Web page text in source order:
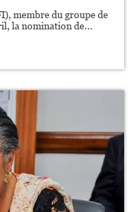
membre du groupe de
la nomination de...